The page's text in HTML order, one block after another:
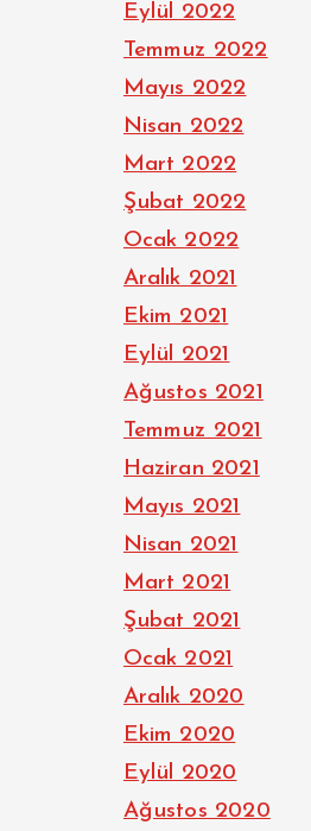
Eylül 2022
Temmuz 2022
Mayıs 2022
Nisan 2022
Mart 2022
Şubat 2022
Ocak 2022
Aralık 2021
Ekim 2021
Eylül 2021
Ağustos 2021
Temmuz 2021
Haziran 2021
Mayıs 2021
Nisan 2021
Mart 2021
Şubat 2021
Ocak 2021
Aralık 2020
Ekim 2020
Eylül 2020
Ağustos 2020